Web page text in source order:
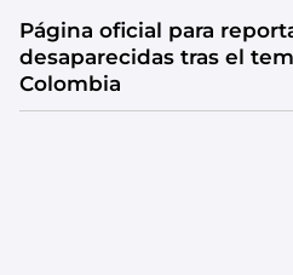
Página oficial para
desaparecidas tras el
Colombia